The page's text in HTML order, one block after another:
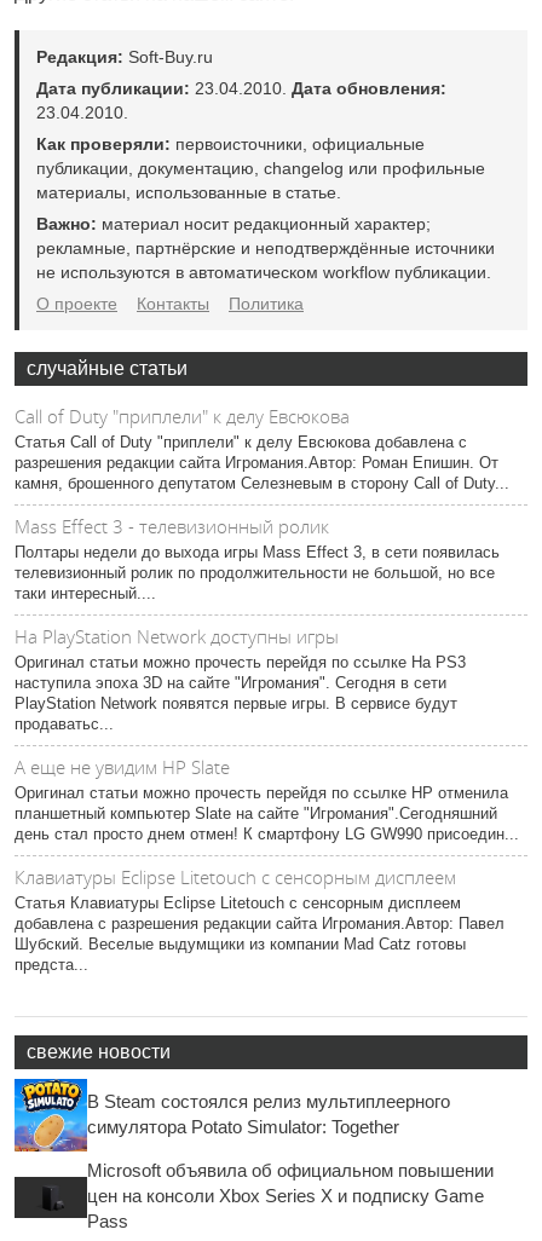
Редакция: Soft-Buy.ru
Дата публикации: 23.04.2010. Дата обновления:
23.04.2010.
Как проверяли: первоисточники, официальные
публикации, документацию, changelog или профильные
материалы, использованные в статье.
Важно: материал носит редакционный характер;
рекламные, партнёрские и неподтверждённые источники
не используются в автоматическом workflow публикации.
О проекте
Контакты Политика
случайные статьи
Call of Duty "приплели" к делу Евсюкова
Статья Call of Duty "приплели" к делу Евсюкова добавлена с
разрешения редакции сайта Игромания.Автор: Роман Епишин. От
камня, брошенного депутатом Селезневым в сторону Call of Duty...
Mass Effect 3 - телевизионный ролик
Полтары недели до выхода игры Mass Effect 3, в сети появилась
телевизионный ролик по продолжительности не большой, но все
таки интересный....
На PlayStation Network доступны игры
Оригинал статьи можно прочесть перейдя по ссылке На PS3
наступила эпоха 3D на сайте "Игромания". Сегодня в сети
PlayStation Network появятся первые игры. В сервисе будут
продаватьс...
А еще не увидим HP Slate
Оригинал статьи можно прочесть перейдя по ссылке HP отменила
планшетный компьютер Slate на сайте "Игромания".Сегодняшний
день стал просто днем отмен! К смартфону LG GW990 присоедин...
Клавиатуры Eclipse Litetouch с сенсорным дисплеем
Статья Клавиатуры Eclipse Litetouch с сенсорным дисплеем
добавлена с разрешения редакции сайта Игромания.Автор: Павел
Шубский. Веселые выдумщики из компании Mad Catz готовы
предста...
свежие новости
В Steam состоялся релиз мультиплеерного
симулятора Potato Simulator: Together
Microsoft объявила об официальном повышении
цен на консоли Xbox Series X и подписку Game
Pass